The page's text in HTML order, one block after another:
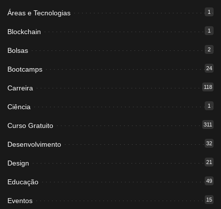
Áreas e Tecnologias 1
Blockchain 1
Bolsas 2
Bootcamps 24
Carreira 118
Ciência 1
Curso Gratuito 311
Desenvolvimento 32
Design 21
Educação 49
Eventos 15